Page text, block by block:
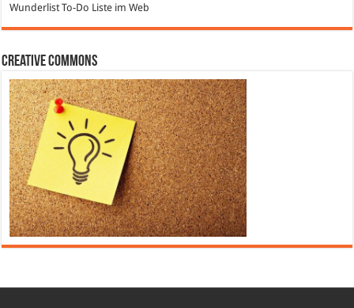
Wunderlist To-Do Liste im Web
Creative Commons